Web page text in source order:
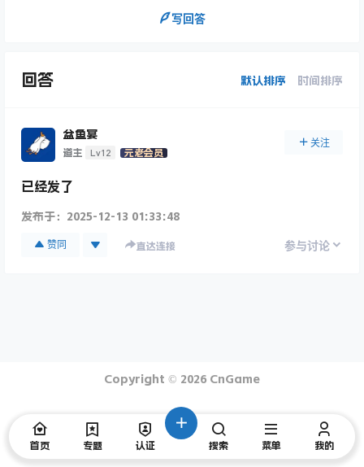
写回答
回答 默认排序 时间排序
盆鱼宴
道主 Lv12 元老会员
关注
已经发了
发布于： 2025-12-13 01:33:48
赞同 直达连接 参与讨论
Copyright © 2026 CnGame
首页 专题 认证 搜索 菜单 我的